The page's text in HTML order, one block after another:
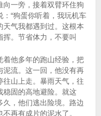
一旁，接着双臂环住狗
“狗蛋你听着，我玩机车
气我都遇到过。这根本
。节省体力，不要叫
着他多年的跑山经验，把
泥流。这一回，他没有再
往山上走。暴雨天气，往
稳固的高地避险。就这
，他们逃出险境。路边
再有成片的泥水了。